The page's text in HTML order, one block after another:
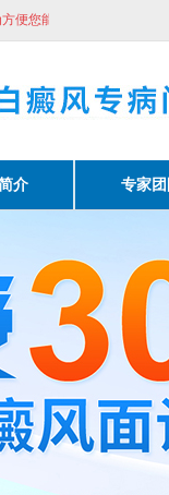
能及时看诊请提前网络预约
介 专家团